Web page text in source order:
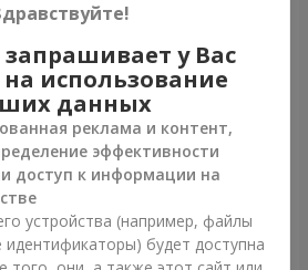
Цветы в коробке "Мое
сердце"
Заказать
запрашивает у Вас
на использование
данных
реклама и контент,
эффективности
доступ к информации на
устройства (например, файлы
идентификаторы) будет доступна